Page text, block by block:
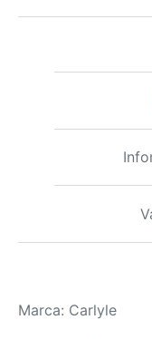
200
cantidad
Marca: Carlyle